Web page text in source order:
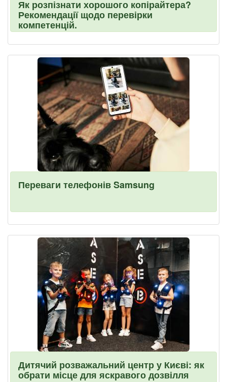
Як розпізнати хорошого копірайтера?
Рекомендації щодо перевірки
компетенцій.
Переваги телефонів Samsung
Дитячий розважальний центр у Києві: як
обрати місце для яскравого дозвілля